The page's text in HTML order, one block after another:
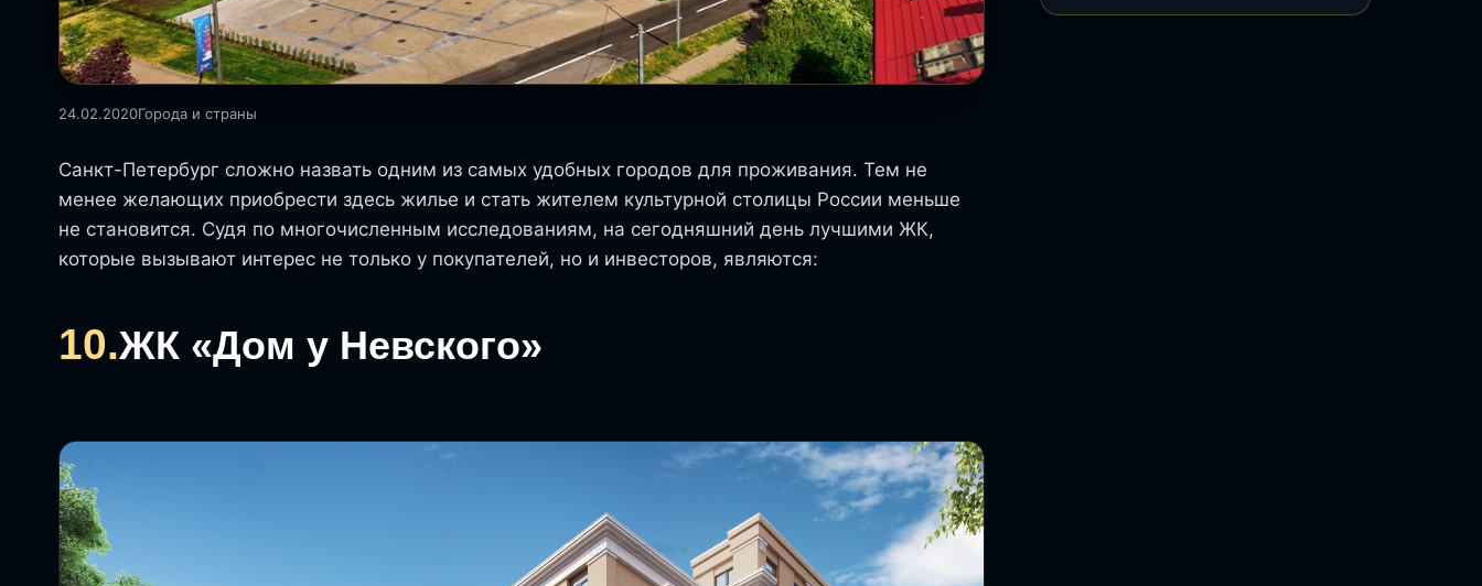
24.02.2020Города и страны
Санкт-Петербург сложно назвать одним из самых удобных городов для проживания. Тем не
менее желающих приобрести здесь жилье и стать жителем культурной столицы России меньше
не становится. Судя по многочисленным исследованиям, на сегодняшний день лучшими ЖК,
которые вызывают интерес не только у покупателей, но и инвесторов, являются:
10.ЖК «Дом у Невского»